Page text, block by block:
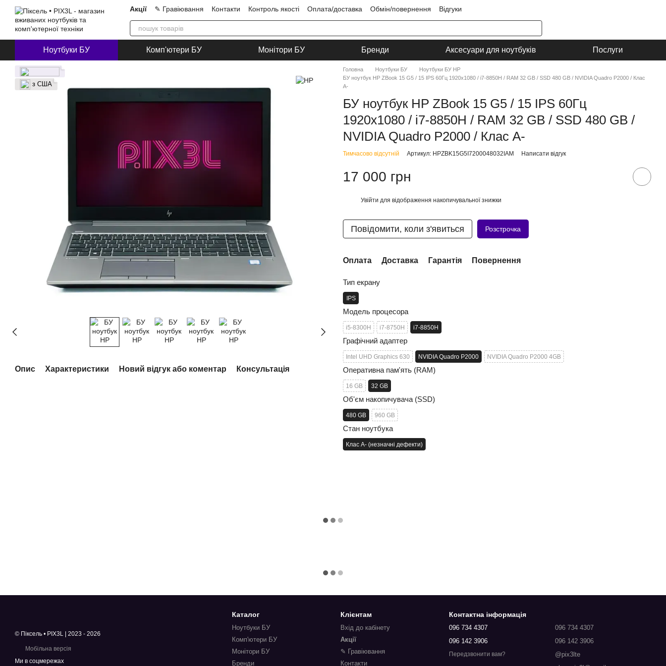
Перейти до основного контенту Акції ✎ Гравіювання Контакти Контроль якості Оплата/доставка Обмін/повернення
Відгуки
Про нас
Блог Співпраця Угода користувача
Ноутбуки БУ Комп'ютери БУ Монітори БУ Бренди Аксесуари для ноутбуків Послуги
з США
Опис Характеристики Новий відгук або коментар Консультація
Головна Ноутбуки БУ
Ноутбуки БУ HP
БУ ноутбук HP ZBook 15 G5 / 15 IPS 60Гц 1920x1080 / i7-8850H / RAM 32 GB / SSD 480 GB / NVIDIA Quadro P2000 / Клас
A-
БУ ноутбук HP ZBook 15 G5 / 15 IPS 60Гц
1920x1080 / i7-8850H / RAM 32 GB / SSD 480 GB /
NVIDIA Quadro P2000 / Клас A-
Тимчасово відсутній Артикул: HPZBK15G5I7200048032IAM Написати відгук
17 000 грн
Увійти для відображення накопичувальної знижки
Повідомити, коли з'явиться Розстрочка
Оплата Доставка Гарантія Повернення
Тип екрану
IPS
Модель процесора
i5-8300H i7-8750H i7-8850H
Графічний адаптер
Intel UHD Graphics 630 NVIDIA Quadro P2000 NVIDIA Quadro P2000 4GB
Оперативна пам'ять (RAM)
16 GB 32 GB
Об'єм накопичувача (SSD)
480 GB 960 GB
Стан ноутбука
Клас A- (незначні дефекти)
© Піксель • PIX3L | 2023 - 2026
Мобільна версія
Ми в соцмережах
Каталог
Ноутбуки БУ
Комп'ютери БУ
Монітори БУ
Бренди
Клієнтам
Вхід до кабінету
Акції
✎ Гравіювання
Контакти
Контактна інформація
096 734 4307
096 142 3906
Передзвонити вам?
096 734 4307
096 142 3906
@pix3lte